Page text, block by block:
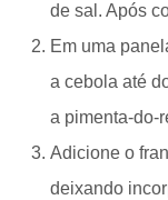
de sal. Após
Em uma
a cebola até
a pimenta-do-
Adicione o
deixando